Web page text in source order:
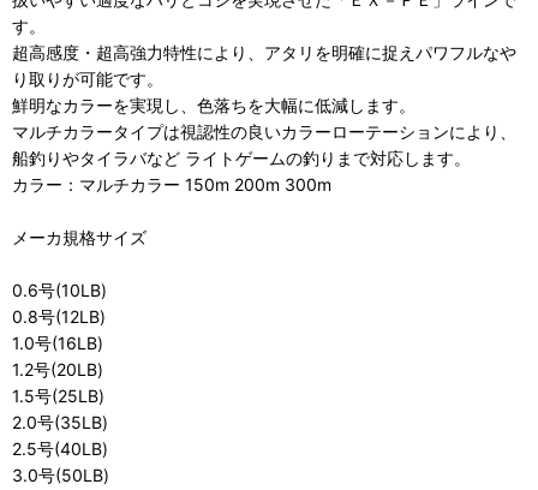
す。
超高感度・超高強力特性により、アタリを明確に捉えパワフルなや
り取りが可能です。
鮮明なカラーを実現し、色落ちを大幅に低減します。
マルチカラータイプは視認性の良いカラーローテーションにより、
船釣りやタイラバなど ライトゲームの釣りまで対応します。
カラー：マルチカラー 150m 200m 300m
メーカ規格サイズ
0.6号(10LB)
0.8号(12LB)
1.0号(16LB)
1.2号(20LB)
1.5号(25LB)
2.0号(35LB)
2.5号(40LB)
3.0号(50LB)